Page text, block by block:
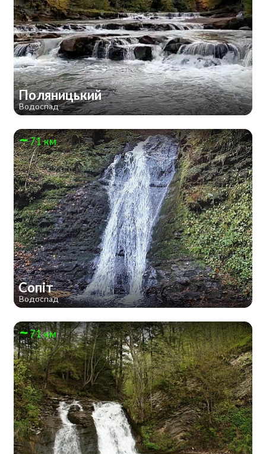
Поляницький
Водоспад
71 км
Сопіт
Водоспад
71 км